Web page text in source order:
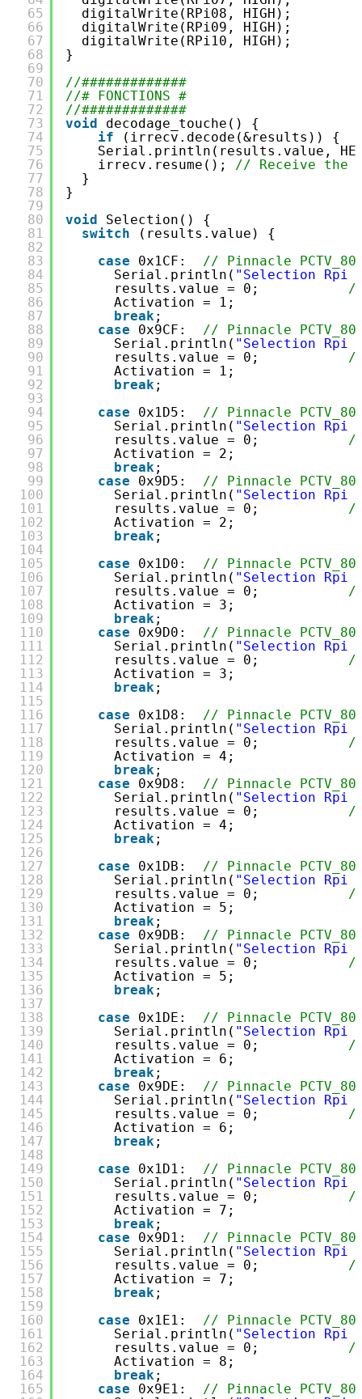
65
66
67
68
69
70
71
72
73
74
75
76
77
78
79
80
81
82
83
84
85
86
87
88
89
90
91
92
93
94
95
96
97
98
99
100
101
102
103
104
105
106
107
108
109
110
111
112
113
114
115
116
117
118
119
120
121
122
123
124
125
126
127
128
129
130
131
132
133
134
135
136
137
138
139
140
141
142
143
144
145
146
147
148
149
150
151
152
153
154
155
156
157
158
159
160
161
162
163
164
165
digitalWrite(RPi08, HIGH);
digitalWrite(RPi09, HIGH);
digitalWrite(RPi10,
}
//#############
//# FONCTIONS #
//#############
void
decodage_touche() {
if
(irrecv.decode(&results)) {
Serial.println(results.value,
irrecv.resume(); // Receive the
}
}
void
Selection() {
switch
(results.value) {
case
0x1CF: // Pinnacle
Serial.println( "Selection Rpi
results.value = 0; //
Activation = 1;
break;
case
0x9CF: // Pinnacle
Serial.println( "Selection Rpi
results.value = 0; //
Activation = 1;
break;
case
0x1D5: // Pinnacle
Serial.println( "Selection Rpi
results.value = 0; //
Activation = 2;
break;
case
0x9D5: // Pinnacle
Serial.println( "Selection Rpi
results.value = 0; //
Activation = 2;
break;
case
0x1D0: // Pinnacle
Serial.println( "Selection Rpi
results.value = 0; //
Activation = 3;
break;
case
0x9D0: // Pinnacle
Serial.println( "Selection Rpi
results.value = 0; //
Activation = 3;
break;
case
0x1D8: // Pinnacle
Serial.println( "Selection Rpi
results.value = 0; //
Activation = 4;
break;
case
0x9D8: // Pinnacle
Serial.println( "Selection Rpi
results.value = 0; //
Activation = 4;
break;
case
0x1DB: // Pinnacle
Serial.println( "Selection Rpi
results.value = 0; //
Activation = 5;
break;
case
0x9DB: // Pinnacle
Serial.println( "Selection Rpi
results.value = 0; //
Activation = 5;
break;
case
0x1DE: // Pinnacle
Serial.println( "Selection Rpi
results.value = 0; //
Activation = 6;
break;
case
0x9DE: // Pinnacle
Serial.println( "Selection Rpi
results.value = 0; //
Activation = 6;
break;
case
0x1D1: // Pinnacle
Serial.println( "Selection Rpi
results.value = 0; //
Activation = 7;
break;
case
0x9D1: // Pinnacle
Serial.println( "Selection Rpi
results.value = 0; //
Activation = 7;
break;
case
0x1E1: // Pinnacle
Serial.println( "Selection Rpi
results.value = 0; //
Activation = 8;
break;
case
0x9E1: // Pinnacle